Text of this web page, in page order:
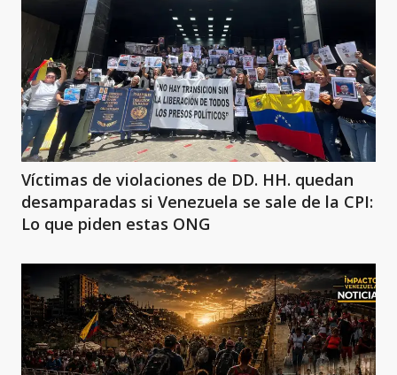
Víctimas de violaciones de DD. HH. quedan
desamparadas si Venezuela se sale de la CPI:
Lo que piden estas ONG